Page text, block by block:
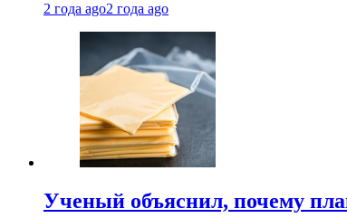
2 года ago2 года ago
Ученый объяснил, почему